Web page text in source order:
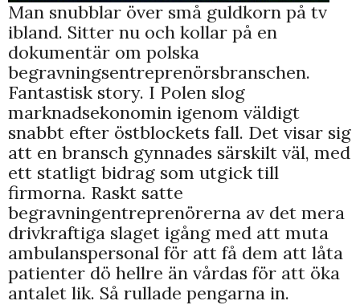
Man snubblar över små guldkorn på tv
ibland. Sitter nu och kollar på en
dokumentär om polska
begravningsentreprenörsbranschen.
Fantastisk story. I Polen slog
marknadsekonomin igenom väldigt
snabbt efter östblockets fall. Det visar sig
att en bransch gynnades särskilt väl, med
ett statligt bidrag som utgick till
firmorna. Raskt satte
begravningentreprenörerna av det mera
drivkraftiga slaget igång med att muta
ambulanspersonal för att få dem att låta
patienter dö hellre än vårdas för att öka
antalet lik. Så rullade pengarna in.